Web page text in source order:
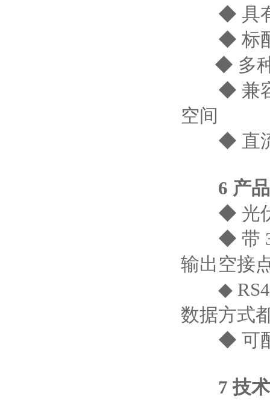
◆ 具有
◆ 标配
◆ 多种
◆ 兼容
空间
◆ 直流
6 产
◆ 光伏
◆ 带 3
输出空接
◆
数据方式
◆ 可配
7 技